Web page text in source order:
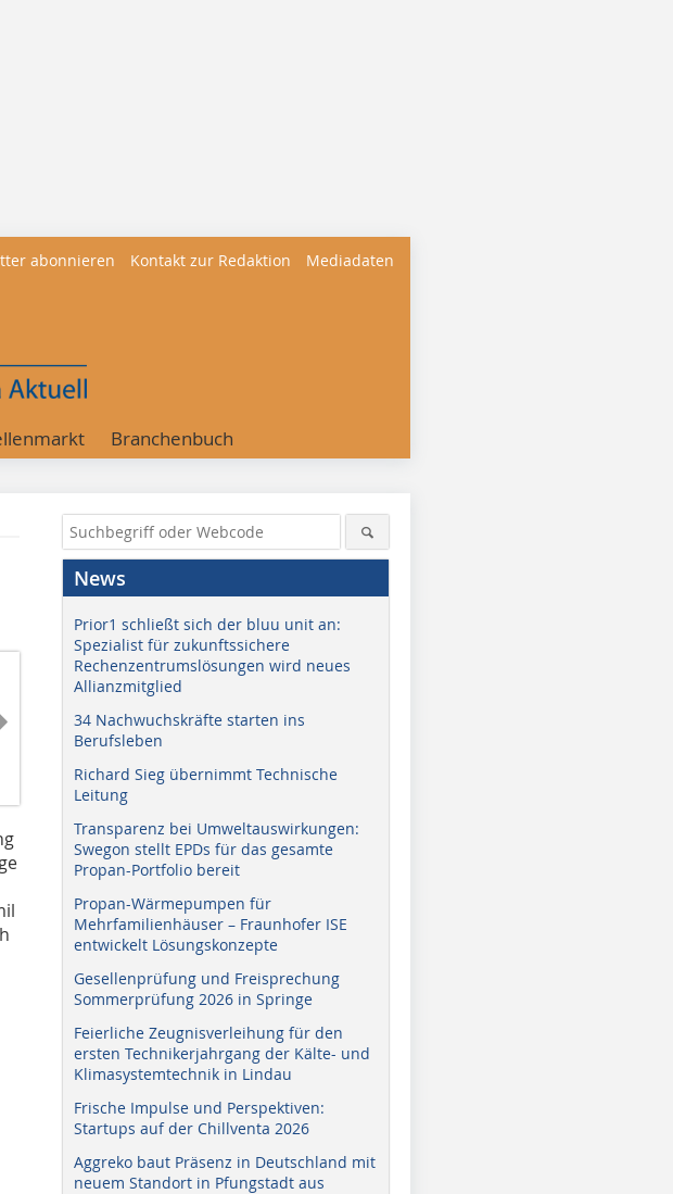
abonnieren Kontakt zur Redaktion Mediadaten
Branchenbuch
News
Prior1 schließt sich der bluu unit an:
Spezialist für zukunftssichere
Rechenzentrumslösungen wird neues
Allianzmitglied
34 Nachwuchskräfte starten ins
Berufsleben
Richard Sieg übernimmt Technische
Leitung
Transparenz bei Umweltauswirkungen:
Swegon stellt EPDs für das gesamte
Propan-Portfolio bereit
Propan-Wärmepumpen für
Mehrfamilienhäuser – Fraunhofer ISE
entwickelt Lösungskonzepte
Gesellenprüfung und Freisprechung
Sommerprüfung 2026 in Springe
Feierliche Zeugnisverleihung für den
ersten Technikerjahrgang der Kälte- und
Klimasystemtechnik in Lindau
Frische Impulse und Perspektiven:
Startups auf der Chillventa 2026
Aggreko baut Präsenz in Deutschland mit
neuem Standort in Pfungstadt aus